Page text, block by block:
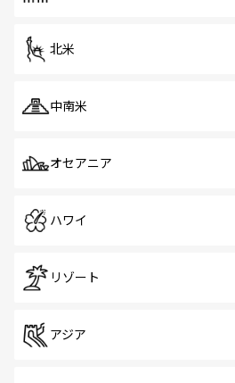
北米
中南米
オセアニア
ハワイ
リゾート
アジア